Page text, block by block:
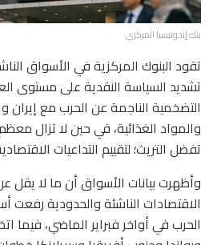
بنك إندونيسيا المركزي
تقود البنوك المركزية في الأسواق
تشديد السياسة النقدية على مستوى
التضخمية الناجمة عن الحرب مع إيران
والمواد الغذائية، في حين لا تزال
تفضل التريث؛ لتقييم التداعيات
وأظهرت بيانات الأسواق أن ما لا
الاقتصادات الناشئة والحدودية رفعت
الحرب في أواخر فبراير الماضي، فيما